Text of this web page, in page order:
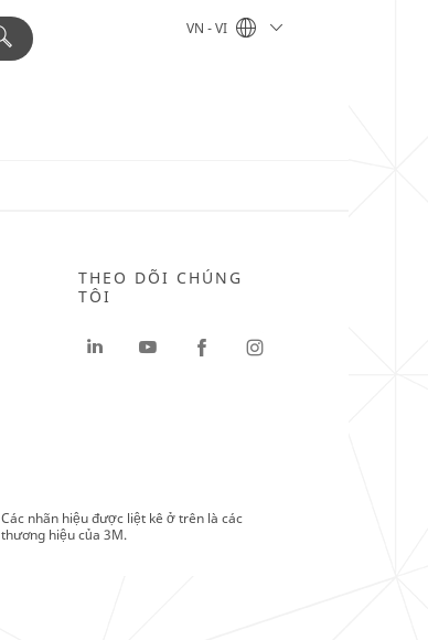
VN - VI
THEO DÕI CHÚNG
TÔI
Các nhãn hiệu được liệt kê ở trên là các
thương hiệu của 3M.